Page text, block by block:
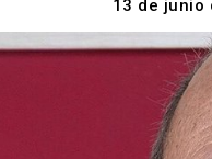
13 de junio